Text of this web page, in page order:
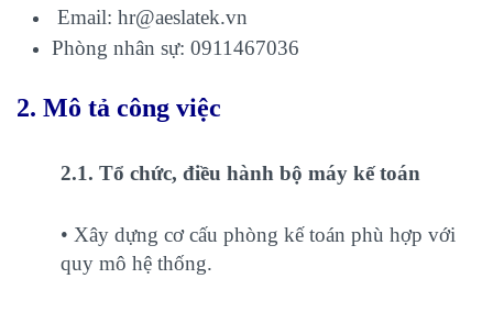
Email: hr@aeslatek.vn
Phòng nhân sự: 0911467036
2. Mô tả công việc
2.1. Tổ chức, điều hành bộ máy kế toán
• Xây dựng cơ cấu phòng kế toán phù hợp với
quy mô hệ thống.